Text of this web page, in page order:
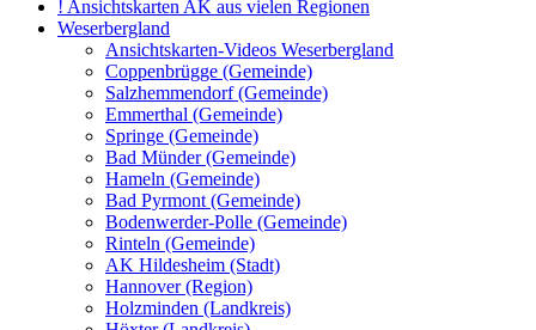
! Ansichtskarten AK aus vielen Regionen
Weserbergland
Ansichtskarten-Videos Weserbergland
Coppenbrügge (Gemeinde)
Salzhemmendorf (Gemeinde)
Emmerthal (Gemeinde)
Springe (Gemeinde)
Bad Münder (Gemeinde)
Hameln (Gemeinde)
Bad Pyrmont (Gemeinde)
Bodenwerder-Polle (Gemeinde)
Rinteln (Gemeinde)
AK Hildesheim (Stadt)
Hannover (Region)
Holzminden (Landkreis)